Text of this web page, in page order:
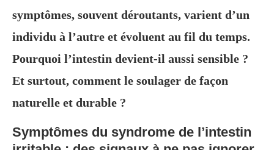
symptômes, souvent déroutants, varient d’un
individu à l’autre et évoluent au fil du temps.
Pourquoi l’intestin devient-il aussi sensible ?
Et surtout, comment le soulager de façon
naturelle et durable ?
Symptômes du syndrome de l’intestin